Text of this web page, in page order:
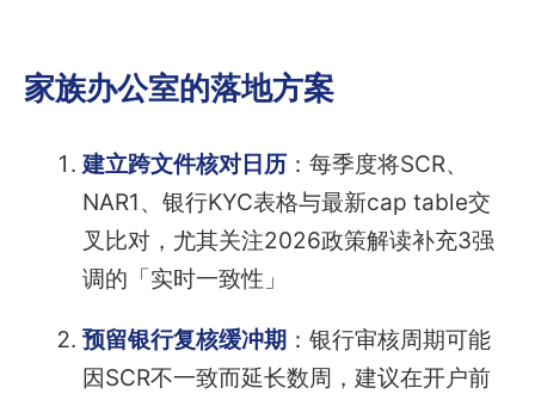
家族办公室的落地方案
建立跨文件核对日历：每季度将SCR、
NAR1、银行KYC表格与最新cap table交
叉比对，尤其关注2026政策解读补充3强
调的「实时一致性」
预留银行复核缓冲期 ：银行审核周期可能
因SCR不一致而延长数周，建议在开户前